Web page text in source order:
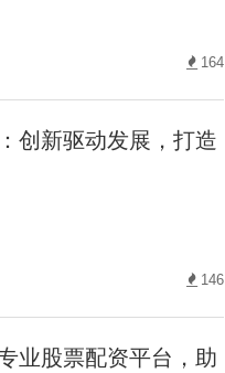
164
创新驱动发展，打造
146
业股票配资平台，助